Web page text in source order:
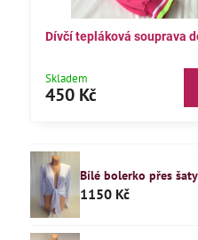
Dívčí tepláková souprava do
Skladem
450 Kč
Bílé bolerko přes šaty
1150 Kč